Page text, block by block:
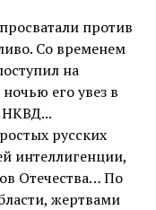
против
Со временем
на
его увез в
НКВД...
русских
интеллигенции,
Отечества… По
жертвами